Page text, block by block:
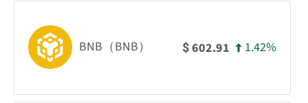
BNB（BNB） $602.91 1.42%